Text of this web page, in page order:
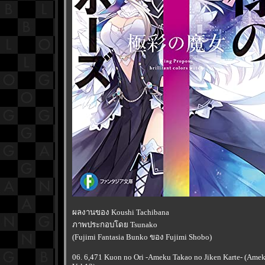
ผลงานของ Koushi Tachibana
ภาพประกอบโดย Tsunako
(Fujimi Fantasia Bunko ของ Fujimi Shobo)
06. 6,471 Kuon no Ori -Ameku Takao no Jiken Karte-